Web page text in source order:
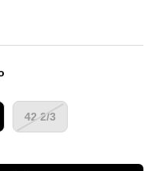
42 2/3